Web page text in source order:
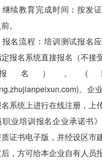
继续教育完成时间：按发
。
报名流程：培训测试报名
报名系统直接报名（不接
名）。(
。企
系统上进行在线注册，上
职业培训报名企业承诺书
证书电子版，并经设区市
，方可给本企业自有人员